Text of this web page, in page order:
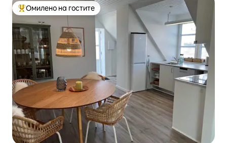
Меѓу најуспешните „Омилени на гостите“
Омилено на гостите